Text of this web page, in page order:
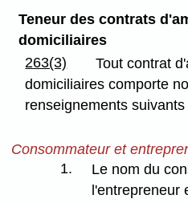
Teneur des contrats
domiciliaires
263(3)
Tout contrat
domiciliaires comporte
renseignements suivants
Consommateur et
1.
Le nom du
l'entrepreneur